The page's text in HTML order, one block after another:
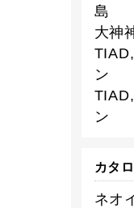
島
大神
ン
ン
カタ
ネオ